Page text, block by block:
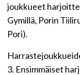
joukkueet
Gymillä, Porin
Pori).
3. Ensimmäiset